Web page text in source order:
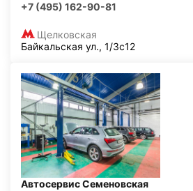
+7 (495) 162-90-81
Щелковская
Байкальская ул., 1/3с12
Автосервис Семеновская